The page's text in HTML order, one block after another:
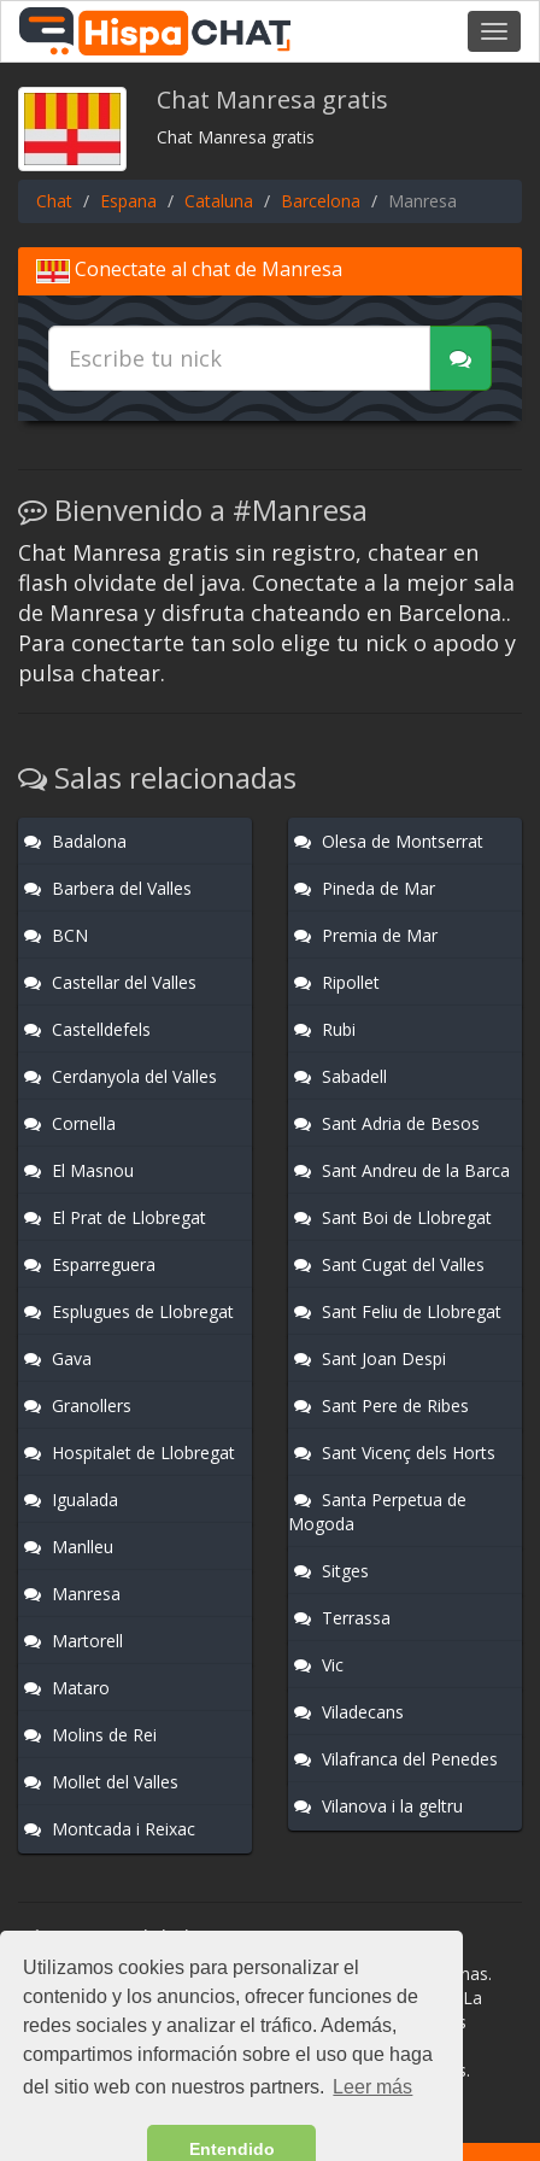
Utilizamos cookies para personalizar el
contenido y los anuncios, ofrecer funciones de
redes sociales y analizar el tráfico. Además,
compartimos información sobre el uso que haga
del sitio web con nuestros partners.
Leer más
Entendido
Chat Manresa gratis
Chat Manresa gratis
Chat Espana Cataluna Barcelona Manresa
Conectate al chat de Manresa
Bienvenido a #Manresa
Chat Manresa gratis sin registro, chatear en
flash olvidate del java. Conectate a la mejor sala
de Manresa y disfruta chateando en Barcelona..
Para conectarte tan solo elige tu nick o apodo y
pulsa chatear.
Salas relacionadas
Badalona
Barbera del Valles
BCN
Castellar del Valles
Castelldefels
Cerdanyola del Valles
Cornella
El Masnou
El Prat de Llobregat
Esparreguera
Esplugues de Llobregat
Gava
Granollers
Hospitalet de Llobregat
Igualada
Manlleu
Manresa
Martorell
Mataro
Molins de Rei
Mollet del Valles
Montcada i Reixac
Olesa de Montserrat
Pineda de Mar
Premia de Mar
Ripollet
Rubi
Sabadell
Sant Adria de Besos
Sant Andreu de la Barca
Sant Boi de Llobregat
Sant Cugat del Valles
Sant Feliu de Llobregat
Sant Joan Despi
Sant Pere de Ribes
Sant Vicenç dels Horts
Santa Perpetua de
Mogoda
Sitges
Terrassa
Vic
Viladecans
Vilafranca del Penedes
Vilanova i la geltru
Normas del chat
#Manresa es una sala donde participan cientos de personas.
Mantén la educación y compórtate como en la vida real. La
privacidad de los usuarios es muy importante, no facilites
información de terceros. Todas las salas cuentan con
moderadores a los que puedes dirigirte en caso de dudas.